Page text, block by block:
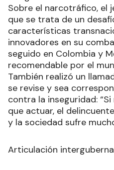
Sobre el narcotráfico, el
que se trata de un
características
innovadores en su
seguido en Colombia y
recomendable por el
También realizó un
se revise y sea
contra la inseguridad:
que actuar, el
y la sociedad sufre
Articulación